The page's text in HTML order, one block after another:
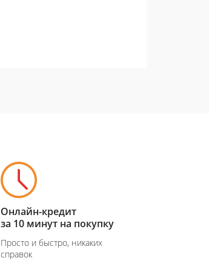
Онлайн-кредит
за 10 минут на покупку
Просто и быстро, никаких
справок